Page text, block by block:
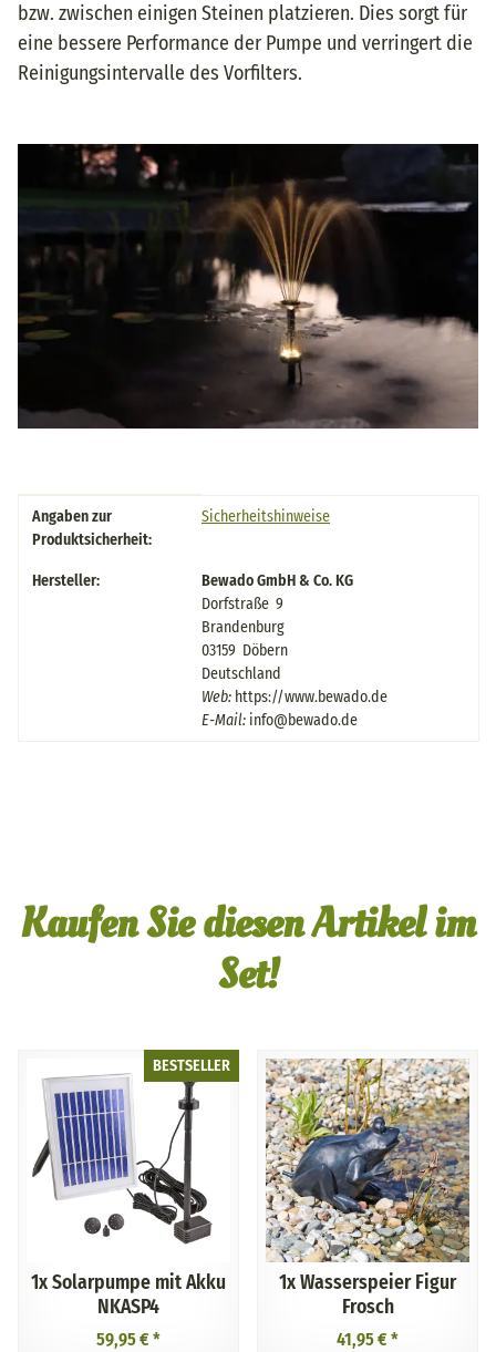
bzw. zwischen einigen Steinen platzieren. Dies sorgt für
eine bessere Performance der Pumpe und verringert die
Reinigungsintervalle des Vorfilters.
Produkteigenschaft
Wert
Angaben zur
Produktsicherheit:
Sicherheitshinweise
Hersteller:
Bewado GmbH & Co. KG
Dorfstraße 9
Brandenburg
03159 Döbern
Deutschland
Web: https://www.bewado.de
E-Mail: info@bewado.de
Kaufen Sie diesen Artikel im
Set!
BESTSELLER
1xSolarpumpe mit Akku
NKASP4
59,95 € *
1xWasserspeier Figur
Frosch
41,95 € *